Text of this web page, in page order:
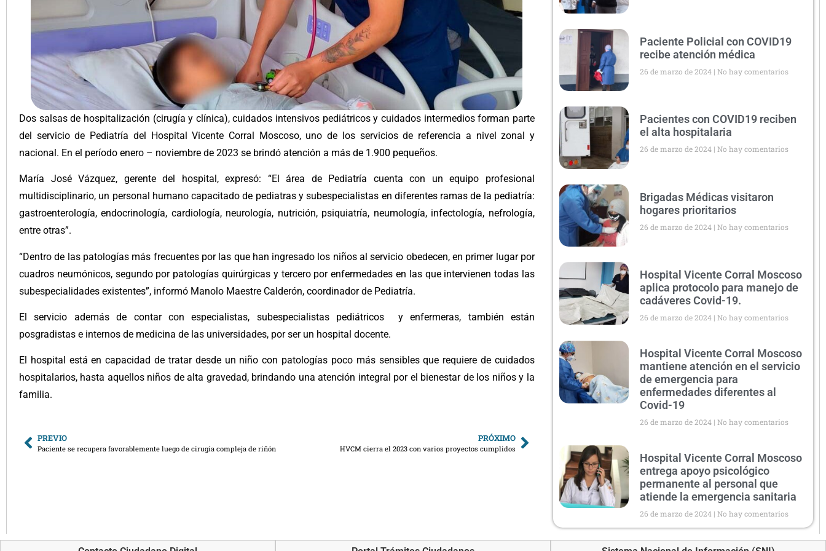
Dos salsas de hospitalización (cirugía y clínica), cuidados intensivos pediátricos y cuidados intermedios forman parte
del servicio de Pediatría del Hospital Vicente Corral Moscoso, uno de los servicios de referencia a nivel zonal y
nacional. En el período enero – noviembre de 2023 se brindó atención a más de 1.900 pequeños.
María José Vázquez, gerente del hospital, expresó: “El área de Pediatría cuenta con un equipo profesional
multidisciplinario, un personal humano capacitado de pediatras y subespecialistas en diferentes ramas de la pediatría:
gastroenterología, endocrinología, cardiología, neurología, nutrición, psiquiatría, neumología, infectología, nefrología,
entre otras”.
“Dentro de las patologías más frecuentes por las que han ingresado los niños al servicio obedecen, en primer lugar por
cuadros neumónicos, segundo por patologías quirúrgicas y tercero por enfermedades en las que intervienen todas las
subespecialidades existentes”, informó Manolo Maestre Calderón, coordinador de Pediatría.
El servicio además de contar con especialistas, subespecialistas pediátricos y enfermeras, también están
posgradistas e internos de medicina de las universidades, por ser un hospital docente.
El hospital está en capacidad de tratar desde un niño con patologías poco más sensibles que requiere de cuidados
hospitalarios, hasta aquellos niños de alta gravedad, brindando una atención integral por el bienestar de los niños y la
familia.
PREVIO
Paciente se recupera favorablemente luego de cirugía compleja de riñón
PRÓXIMO
HVCM cierra el 2023 con varios proyectos cumplidos
Paciente Policial con COVID19
recibe atención médica
26 de marzo de 2024 No hay comentarios
Pacientes con COVID19 reciben
el alta hospitalaria
26 de marzo de 2024 No hay comentarios
Brigadas Médicas visitaron
hogares prioritarios
26 de marzo de 2024 No hay comentarios
Hospital Vicente Corral Moscoso
aplica protocolo para manejo de
cadáveres Covid-19.
26 de marzo de 2024 No hay comentarios
Hospital Vicente Corral Moscoso
mantiene atención en el servicio
de emergencia para
enfermedades diferentes al
Covid-19
26 de marzo de 2024 No hay comentarios
Hospital Vicente Corral Moscoso
entrega apoyo psicológico
permanente al personal que
atiende la emergencia sanitaria
26 de marzo de 2024 No hay comentarios